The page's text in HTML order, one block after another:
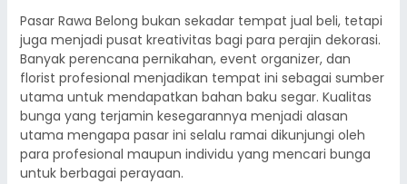
Pasar Rawa Belong bukan sekadar tempat jual beli, tetapi
juga menjadi pusat kreativitas bagi para perajin dekorasi.
Banyak perencana pernikahan, event organizer, dan
florist profesional menjadikan tempat ini sebagai sumber
utama untuk mendapatkan bahan baku segar. Kualitas
bunga yang terjamin kesegarannya menjadi alasan
utama mengapa pasar ini selalu ramai dikunjungi oleh
para profesional maupun individu yang mencari bunga
untuk berbagai perayaan.